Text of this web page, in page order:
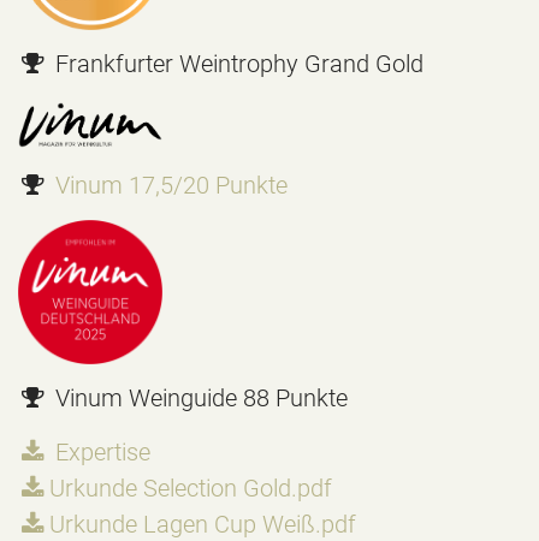
Frankfurter Weintrophy Grand Gold
Vinum 17,5/20 Punkte
Vinum Weinguide 88 Punkte
Expertise
Urkunde Selection Gold.pdf
Urkunde Lagen Cup Weiß.pdf